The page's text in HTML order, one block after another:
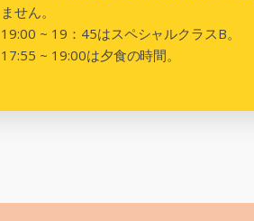
ません。
19:00 ~ 19：45はスペシャルクラスB。
17:55 ~ 19:00は夕食の時間。